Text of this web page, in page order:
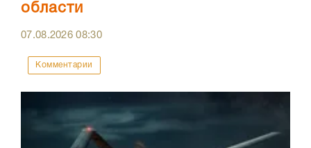
области
07.08.202608:30
Комментарии